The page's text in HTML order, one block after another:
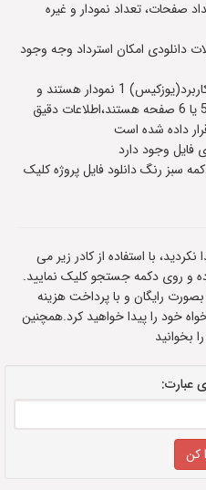
صفحات، تعداد نمودار و غیره
دانلودی امکان استرداد وجه وجود
معمولا نمودارهای ای آر، موردکاربرد(یوزکیس) 1 نمودار هستند و
سناریوهای پایگاه داده حدودا 5 یا 6 صفحه هستند،اطلاعات دقیق
داده شده است
فایل وجود دارد
سبز رنگ دانلود فایل پروژه کلیک
با استفاده از کادر زیر می
و روی دکمه جستجو کلیک نمایید.
رایگان و با پرداخت هزینه
خود را پیدا خواهید کرد.همچنین
بخوانید
عبارت: